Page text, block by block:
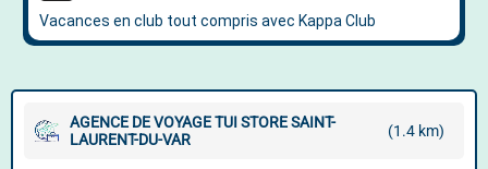
AGENCE DE VOYAGE TUI STORE SAINT-
LAURENT-DU-VAR
(1.4 km)